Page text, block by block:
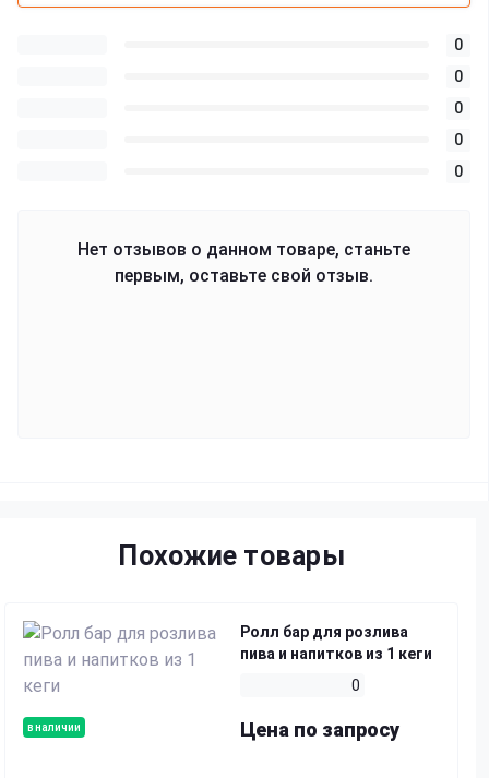
0
0
0
0
0
Нет отзывов о данном товаре, станьте
первым, оставьте свой отзыв.
Похожие товары
в наличии
Ролл бар для розлива
пива и напитков из 1 кеги
0
Цена по запросу